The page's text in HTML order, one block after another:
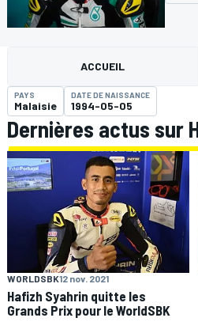
MOTOGP
ACCUEIL
PAYS
Malaisie
DATE DE NAISSANCE
1994-05-05
Dernières actus sur
WORLDSBK12 nov. 2021
Hafizh Syahrin quitte les
Grands Prix pour le WorldSBK